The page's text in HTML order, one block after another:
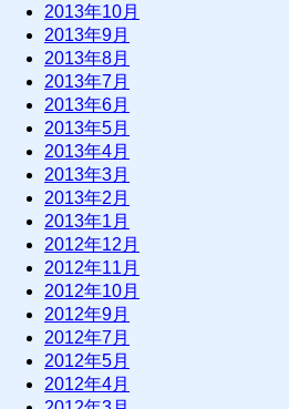
2013年10月
2013年9月
2013年8月
2013年7月
2013年6月
2013年5月
2013年4月
2013年3月
2013年2月
2013年1月
2012年12月
2012年11月
2012年10月
2012年9月
2012年7月
2012年5月
2012年4月